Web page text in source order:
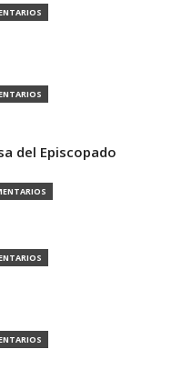
del Episcopado